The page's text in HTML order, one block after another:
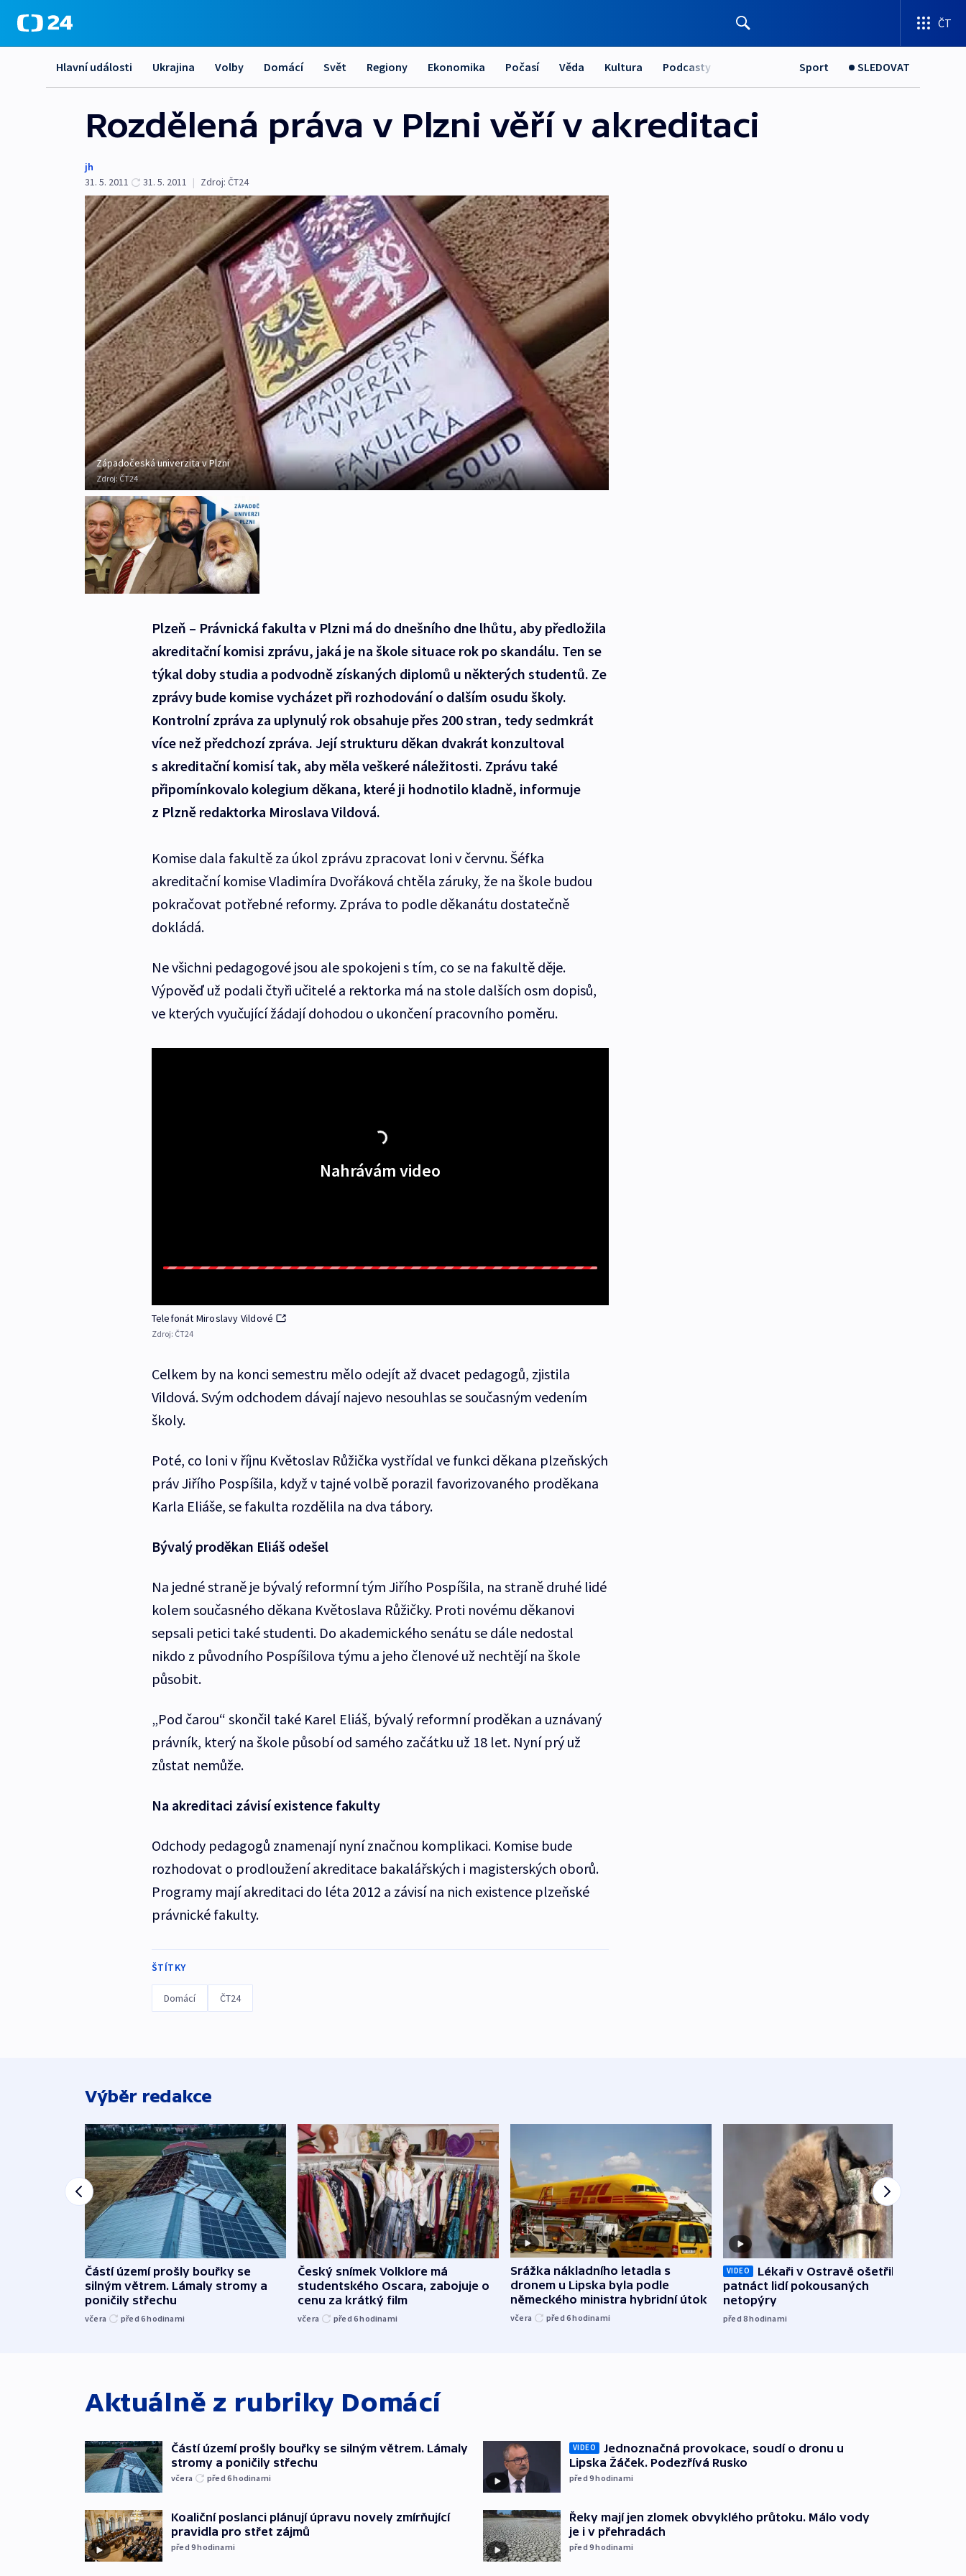
ČT
Hlavní události Ukrajina Volby Domácí Svět Regiony Ekonomika Počasí Věda Kultura Podcasty Sport SLEDOVAT
Rozdělená práva v Plzni věří v akreditaci
jh
31. 5. 2011
31. 5. 2011 | Zdroj: ČT24
Západočeská univerzita v Plzni
Zdroj:ČT24
Plzeň – Právnická fakulta v Plzni má do dnešního dne lhůtu, aby předložila
akreditační komisi zprávu, jaká je na škole situace rok po skandálu. Ten se
týkal doby studia a podvodně získaných diplomů u některých studentů. Ze
zprávy bude komise vycházet při rozhodování o dalším osudu školy.
Kontrolní zpráva za uplynulý rok obsahuje přes 200 stran, tedy sedmkrát
více než předchozí zpráva. Její strukturu děkan dvakrát konzultoval
s akreditační komisí tak, aby měla veškeré náležitosti. Zprávu také
připomínkovalo kolegium děkana, které ji hodnotilo kladně, informuje
z Plzně redaktorka Miroslava Vildová.
Komise dala fakultě za úkol zprávu zpracovat loni v červnu. Šéfka
akreditační komise Vladimíra Dvořáková chtěla záruky, že na škole budou
pokračovat potřebné reformy. Zpráva to podle děkanátu dostatečně
dokládá.
Ne všichni pedagogové jsou ale spokojeni s tím, co se na fakultě děje.
Výpověď už podali čtyři učitelé a rektorka má na stole dalších osm dopisů,
ve kterých vyučující žádají dohodou o ukončení pracovního poměru.
Nahrávám video
Telefonát Miroslavy Vildové
Zdroj: ČT24
Celkem by na konci semestru mělo odejít až dvacet pedagogů, zjistila
Vildová. Svým odchodem dávají najevo nesouhlas se současným vedením
školy.
Poté, co loni v říjnu Květoslav Růžička vystřídal ve funkci děkana plzeňských
práv Jiřího Pospíšila, když v tajné volbě porazil favorizovaného proděkana
Karla Eliáše, se fakulta rozdělila na dva tábory.
Bývalý proděkan Eliáš odešel
Na jedné straně je bývalý reformní tým Jiřího Pospíšila, na straně druhé lidé
kolem současného děkana Květoslava Růžičky. Proti novému děkanovi
sepsali petici také studenti. Do akademického senátu se dále nedostal
nikdo z původního Pospíšilova týmu a jeho členové už nechtějí na škole
působit.
„Pod čarou“ skončil také Karel Eliáš, bývalý reformní proděkan a uznávaný
právník, který na škole působí od samého začátku už 18 let. Nyní prý už
zůstat nemůže.
Na akreditaci závisí existence fakulty
Odchody pedagogů znamenají nyní značnou komplikaci. Komise bude
rozhodovat o prodloužení akreditace bakalářských i magisterských oborů.
Programy mají akreditaci do léta 2012 a závisí na nich existence plzeňské
právnické fakulty.
ŠTÍTKY
Domácí ČT24
Výběr redakce
Částí území prošly bouřky se
silným větrem. Lámaly stromy a
poničily střechu
včera před 6hodinami
Český snímek Volklore má
studentského Oscara, zabojuje o
cenu za krátký film
včera před 6hodinami
Srážka nákladního letadla s
dronem u Lipska byla podle
německého ministra hybridní útok
včera před 6hodinami
VIDEO
Lékaři v Ostravě ošetřili už
patnáct lidí pokousaných
netopýry
před 8hodinami
Aktuálně z rubriky Domácí
Částí území prošly bouřky se silným větrem. Lámaly
stromy a poničily střechu
včera před 6hodinami
Koaliční poslanci plánují úpravu novely zmírňující
pravidla pro střet zájmů
před 9hodinami
VIDEO
Jednoznačná provokace, soudí o dronu u
Lipska Žáček. Podezřívá Rusko
před 9hodinami
Řeky mají jen zlomek obvyklého průtoku. Málo vody
je i v přehradách
před 9hodinami